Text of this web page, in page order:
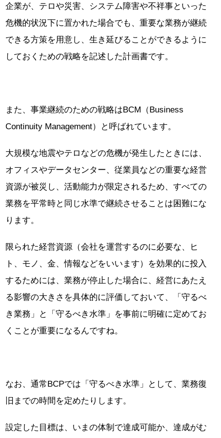
企業が、テロや災害、システム障害や不祥事といった
危機的状況下に置かれた場合でも、重要な業務が継続
できる方策を用意し、生き延びることができるように
しておくための戦略を記述した計画書です。
また、事業継続のための戦略はBCM（Business
Continuity Management）と呼ばれています。
大規模な地震やテロなどの危機が発生したときには、
オフィスやデータセンター、従業員などの重要な経営
資源が被災し、活動能力が限定されるため、すべての
業務を平常時と同じ水準で継続させることは困難にな
ります。
限られた経営資源（会社を運営するのに必要な、ヒ
ト、モノ、金、情報などをいいます）を効果的に投入
するためには、業務が停止した場合に、経営にあたえ
る影響の大きさを具体的に評価しておいて、「守るべ
き業務」と「守るべき水準」を事前に明確に定めてお
くことが重要になるんですね。
なお、通常BCPでは「守るべき水準」として、業務復
旧までの時間を定めたりします。
設定した目標は、いまの体制で達成可能か、達成がむ